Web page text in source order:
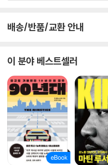
배송/반품/교환 안내
이 분야 베스트셀러